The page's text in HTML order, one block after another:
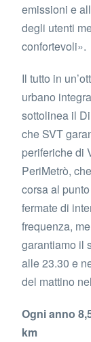
emissioni e
degli utenti
confortevoli».
Il tutto in
urbano
sottolinea il
che SVT
periferiche di
PeriMetrò,
corsa al
fermate di
frequenza,
garantiamo il
alle 23.30 e
del mattino
Ogni anno
km